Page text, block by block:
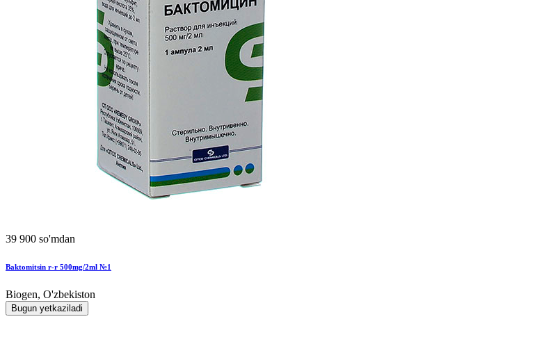
39 900 so'mdan
Baktomitsin r-r 500mg/2ml №1
Biogen, O'zbekiston
Bugun yetkaziladi